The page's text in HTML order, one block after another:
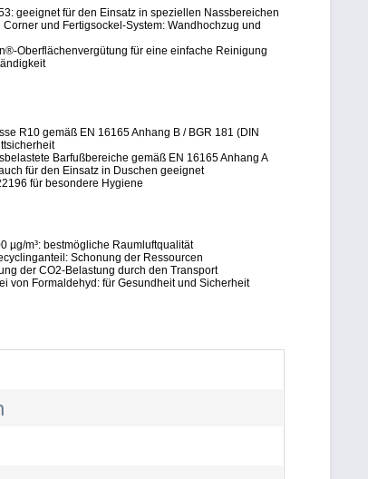
geeignet für den Einsatz in speziellen Nassbereichen
und Fertigsockel-System: Wandhochzug und
Oberflächenvergütung für eine einfache Reinigung
R10 gemäß EN 16165 Anhang B / BGR 181 (DIN
Barfußbereiche gemäß EN 16165 Anhang A
für den Einsatz in Duschen geeignet
für besondere Hygiene
µg/m³: bestmögliche Raumluftqualität
Schonung der Ressourcen
der CO2-Belastung durch den Transport
von Formaldehyd: für Gesundheit und Sicherheit